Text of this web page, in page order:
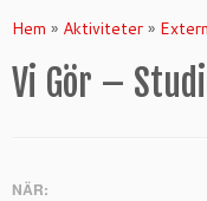
till
Hem » Aktiviteter » Extern
Vi Gör –
NÄR: